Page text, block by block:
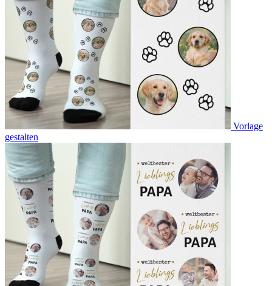
Vorlage
gestalten